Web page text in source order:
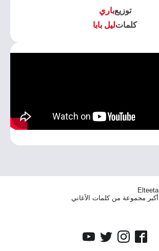
توزيعباري
كلماتليل بابا
Elteeta
أكبر مجموعة من كلمات الأغاني